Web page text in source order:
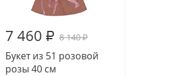
7 460 ₽ 8 140₽
Букет из 51 розовой
розы 40 см